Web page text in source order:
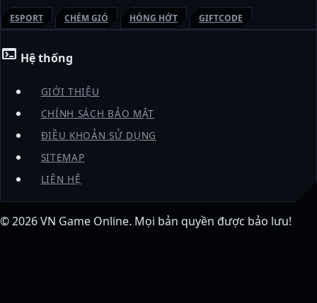
ESPORT CHÉM GIÓ HÓNG HỚT GIFTCODE
terminal Hệ thống
GIỚI THIỆU
CHÍNH SÁCH BẢO MẬT
ĐIỀU KHOẢN SỬ DỤNG
SITEMAP
LIÊN HỆ
© 2026VN Game Online. Mọi bản quyền được bảo lưu!